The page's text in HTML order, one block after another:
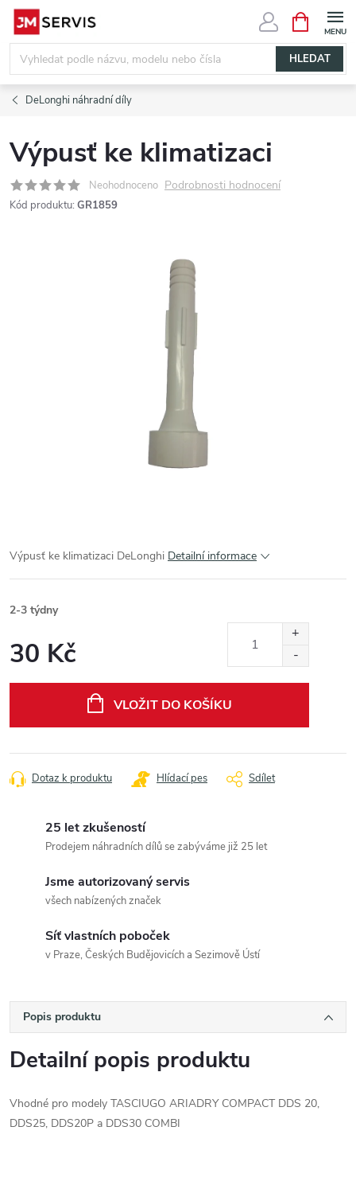
Přejít
obsah
HLEDAT
NÁKUPNÍ
KOŠÍK
DeLonghi náhradní díly
Výpusť ke klimatizaci
Neohodnoceno Podrobnosti hodnocení
Kód produktu: GR1859
Výpusť ke klimatizaci DeLonghi Detailní informace
2-3 týdny
30 Kč
VLOŽIT DO KOŠÍKU
Dotaz k produktu Hlídací pes Sdílet
25 let zkušeností
Prodejem náhradních dílů se zabýváme již 25 let
Jsme autorizovaný servis
všech nabízených značek
Síť vlastních poboček
v Praze, Českých Budějovicích a Sezimově Ústí
Popis produktu
Detailní popis produktu
Vhodné pro modely TASCIUGO ARIADRY COMPACT DDS 20,
DDS25, DDS20P a DDS30 COMBI